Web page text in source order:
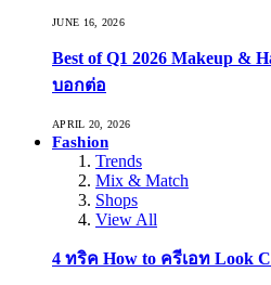
JUNE 16, 2026
Best of Q1 2026 Makeup
บอกต่อ
APRIL 20, 2026
Fashion
Trends
Mix & Match
Shops
View All
4 ทริค How to ครีเอท Look